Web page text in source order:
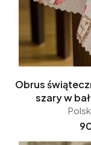
Obrus
szary w